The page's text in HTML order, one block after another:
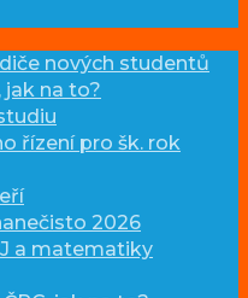
nových studentů
jak na to?
řízení pro šk. rok
2026
a matematiky